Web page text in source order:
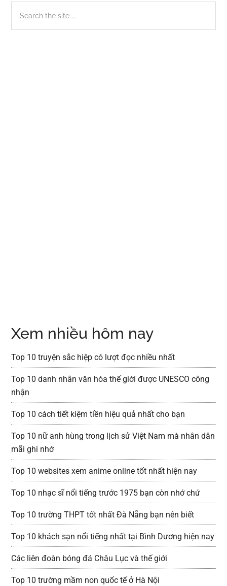
Sidebar
chính
the
Xem nhiều hôm nay
Top 10 truyện sắc hiệp có lượt đọc nhiều nhất
Top 10 danh nhân văn hóa thế giới được UNESCO công
nhận
Top 10 cách tiết kiệm tiền hiệu quả nhất cho bạn
Top 10 nữ anh hùng trong lịch sử Việt Nam mà nhân dân
mãi ghi nhớ
Top 10 websites xem anime online tốt nhất hiện nay
Top 10 nhạc sĩ nổi tiếng trước 1975 bạn còn nhớ chứ
Top 10 trường THPT tốt nhất Đà Nẵng bạn nên biết
Top 10 khách sạn nổi tiếng nhất tại Bình Dương hiện nay
Các liên đoàn bóng đá Châu Lục và thế giới
Top 10 trường mầm non quốc tế ở Hà Nội